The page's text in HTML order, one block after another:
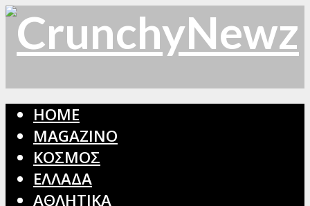
HOME
MAGAZINO
ΚΟΣΜΟΣ
ΕΛΛΑΔΑ
ΑΘΛΗΤΙΚΑ